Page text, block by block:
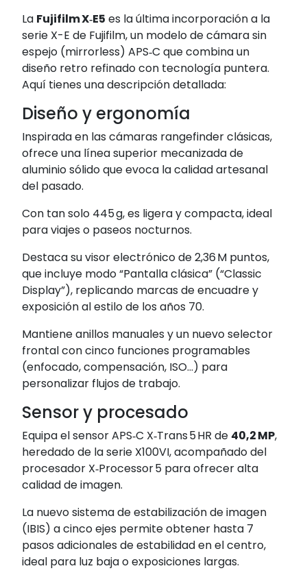
La Fujifilm X‑E5 es la última incorporación a la
serie X-E de Fujifilm, un modelo de cámara sin
espejo (mirrorless) APS‑C que combina un
diseño retro refinado con tecnología puntera.
Aquí tienes una descripción detallada:
Diseño y ergonomía
Inspirada en las cámaras rangefinder clásicas,
ofrece una línea superior mecanizada de
aluminio sólido que evoca la calidad artesanal
del pasado.
Con tan solo 445 g, es ligera y compacta, ideal
para viajes o paseos nocturnos.
Destaca su visor electrónico de 2,36 M puntos,
que incluye modo “Pantalla clásica” (“Classic
Display”), replicando marcas de encuadre y
exposición al estilo de los años 70.
Mantiene anillos manuales y un nuevo selector
frontal con cinco funciones programables
(enfocado, compensación, ISO…) para
personalizar flujos de trabajo.
Sensor y procesado
Equipa el sensor APS‑C X‑Trans 5 HR de 40,2 MP,
heredado de la serie X100VI, acompañado del
procesador X‑Processor 5 para ofrecer alta
calidad de imagen.
La nuevo sistema de estabilización de imagen
(IBIS) a cinco ejes permite obtener hasta 7
pasos adicionales de estabilidad en el centro,
ideal para luz baja o exposiciones largas.